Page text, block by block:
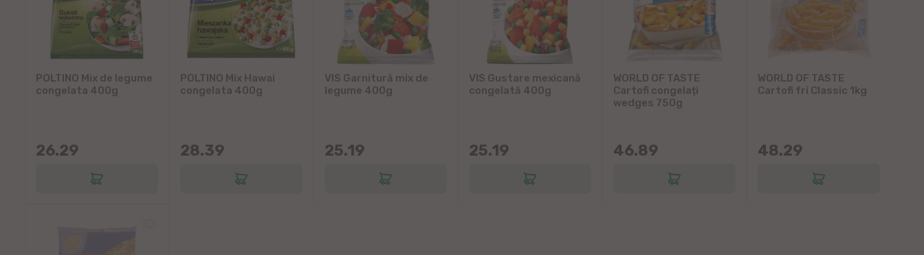
POLTINO Mix de legume
congelata 400g
26.29
POLTINO Mix Hawai
congelata 400g
28.39
VIS Garnitură mix de
legume 400g
25.19
VIS Gustare mexicană
congelată 400g
25.19
WORLD OF TASTE
Cartofi congelați
wedges 750g
46.89
WORLD OF TASTE
Cartofi fri Classic 1kg
48.29